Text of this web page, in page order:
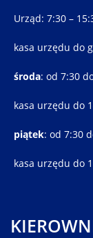
Urząd: 7:30 –
kasa urzędu do
środa: od 7:30
kasa urzędu do
piątek: od 7:30
kasa urzędu do